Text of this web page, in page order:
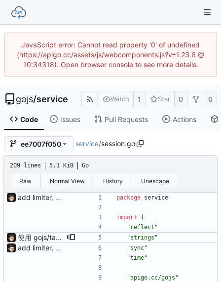
JavaScript error: Cannot read property '0' of undefined
(https://apigo.cc/assets/js/webcomponents.js?v=1.23.6 @
10:34318). Open browser console to see more details.
gojs/service Watch 1 Star 0 0
Code Issues Pull Requests Actions
ee7007f050 service/session.go
209 lines 5.1 KiB Go
Raw Normal View History Unescape
add limiter, verify, session, websocket ... package service
import
(
"reflect"
使用 gojs/task 代替内置任务 支持 load 加载的服务热更新（需配置hotLoad） 增强唯一id获取（使用新算法，依赖Redis） session支持基于细粒度权限匹配（传入支持的功能列表匹配） "strings"
add limiter, verify, session, websocket ...
"sync"
"time"
"apigo.cc/gojs"